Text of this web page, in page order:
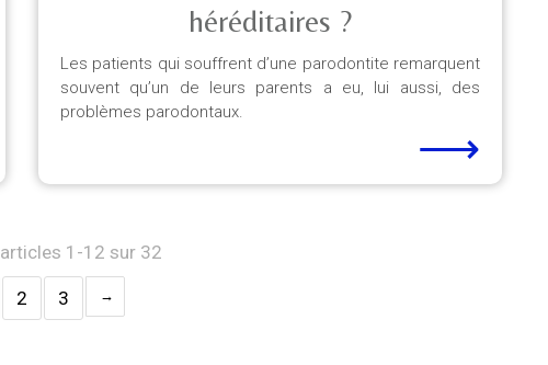
héréditaires ?
Les patients qui souffrent d’une parodontite remarquent
souvent qu’un de leurs parents a eu, lui aussi, des
problèmes parodontaux.
⟶
1-12 sur 32
2 3